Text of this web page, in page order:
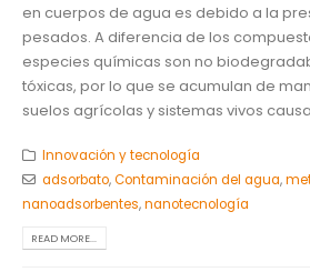
en cuerpos de agua es debido a la
pesados. A diferencia de los
especies químicas son no
tóxicas, por lo que se acumulan de
suelos agrícolas y sistemas vivos
Innovación y tecnología
adsorbato,Contaminación del agua,
nanoadsorbentes,nanotecnología
READ MORE...